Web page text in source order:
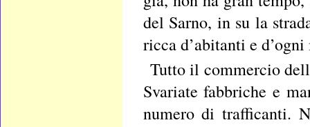
del Sarno, in su la
ricca d’abitanti e
Tutto il commercio
Svariate fabbriche e
numero di trafficanti.